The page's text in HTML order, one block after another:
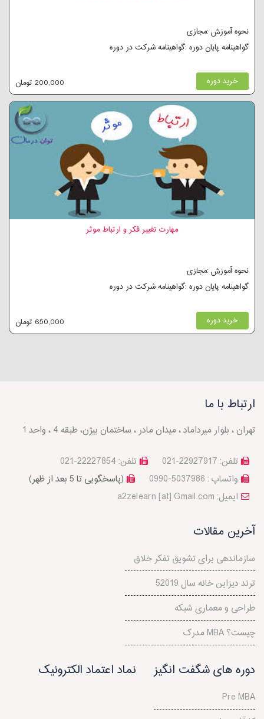
نحوه آموزش :مجازی
گواهینامه پایان دوره :گواهینامه شرکت در دوره
خرید دوره 200,000 تومان
مهارت تغییر فکر و ارتباط موثر
نحوه آموزش :مجازی
گواهینامه پایان دوره :گواهینامه شرکت در دوره
خرید دوره 650,000 تومان
ارتباط با ما
تهران ، بلوار میرداماد ، میدان مادر ، ساختمان بیژن، طبقه 4 ، واحد 1
تلفن: 22227854-021
تلفن: 22927917-021
(پاسخگویی تا 5 بعد از ظهر)
واتساپ : 5037986-0990
a2zelearn [at] Gmail.com :ایمیل
آخرین مقالات
سازماندهی برای تشویق تفکر خلاق
5ترند دیزاین خانه سال 2019
طراحی و معماری شبکه
مدرک MBA چیست؟
دوره های شگفت انگیز
Pre MBA
نماد اعتماد الکترونیک